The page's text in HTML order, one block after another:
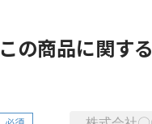
この商品に関する